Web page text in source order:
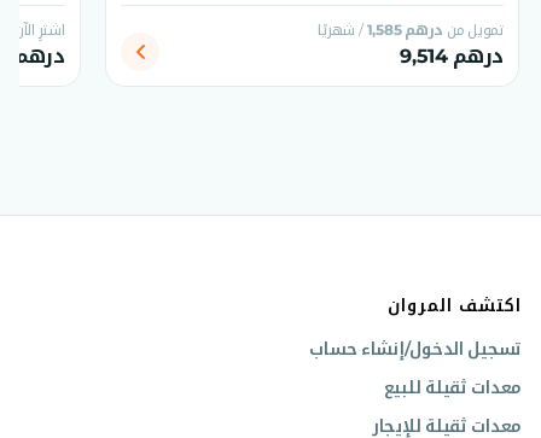
تمويل من درهم 1,585 / شهريًا
درهم 9,514
اشترِ الآن
درهم 12,507
اكتشف المروان
تسجيل الدخول/إنشاء حساب
معدات ثقيلة للبيع
معدات ثقيلة للإيجار